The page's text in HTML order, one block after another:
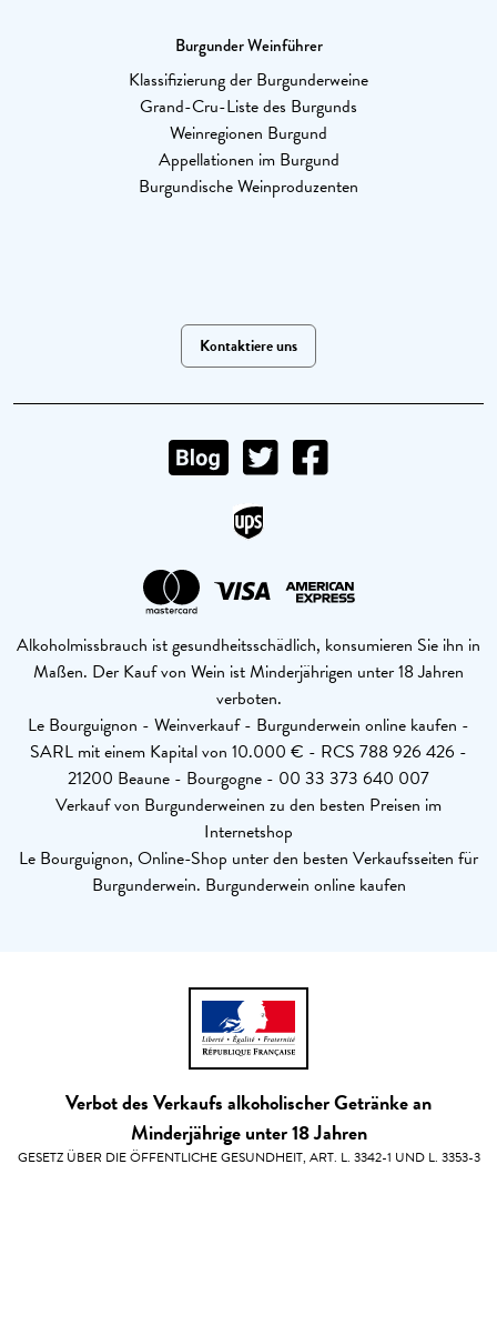
Burgunder Weinführer
Klassifizierung der Burgunderweine
Grand-Cru-Liste des Burgunds
Weinregionen Burgund
Appellationen im Burgund
Burgundische Weinproduzenten
Kontaktiere uns
Alkoholmissbrauch ist gesundheitsschädlich, konsumieren Sie ihn in
Maßen. Der Kauf von Wein ist Minderjährigen unter 18 Jahren
verboten.
Le Bourguignon - Weinverkauf - Burgunderwein online kaufen -
SARL mit einem Kapital von 10.000 € - RCS 788 926 426 -
21200 Beaune - Bourgogne - 00 33 373 640 007
Verkauf von Burgunderweinen zu den besten Preisen im
Internetshop
Le Bourguignon, Online-Shop unter den besten Verkaufsseiten für
Burgunderwein. Burgunderwein online kaufen
Verbot des Verkaufs alkoholischer Getränke an
Minderjährige unter 18 Jahren
GESETZ ÜBER DIE ÖFFENTLICHE GESUNDHEIT, ART. L. 3342-1 UND L. 3353-3